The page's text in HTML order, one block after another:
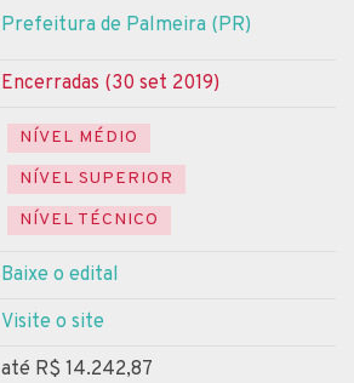
Prefeitura de Palmeira (PR)
Encerradas (30 set 2019)
NÍVEL MÉDIO
NÍVEL SUPERIOR
NÍVEL TÉCNICO
Baixe o edital
Visite o site
até R$ 14.242,87